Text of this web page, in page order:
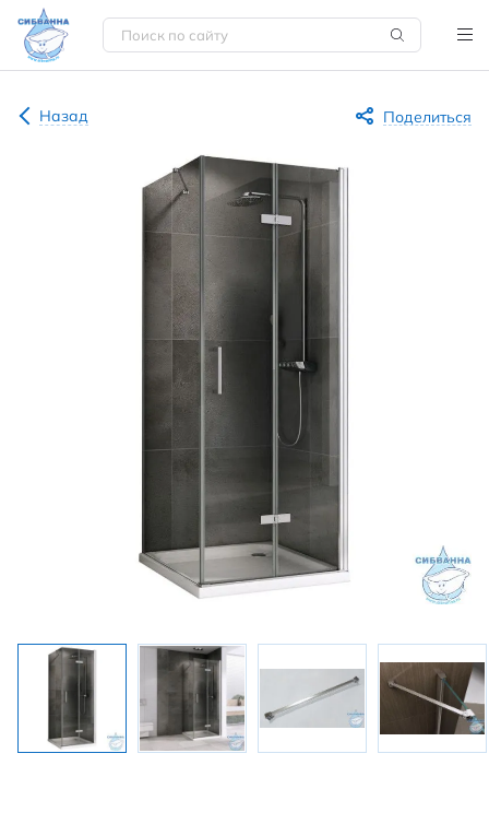
Назад Поделиться